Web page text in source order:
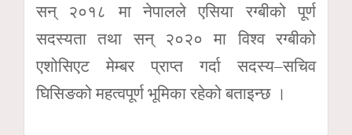
सन् २०१८ मा नेपालले एसिया रग्बीको पूर्ण
सदस्यता तथा सन् २०२० मा विश्व रग्बीको
एशोसिएट मेम्बर प्राप्त गर्दा सदस्य–सचिव
घिसिङको महत्वपूर्ण भूमिका रहेको बताइन्छ ।